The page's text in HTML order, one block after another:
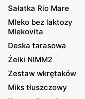
Sałatka Rio Mare
Mleko bez laktozy
Mlekovita
Deska tarasowa
Żelki NIMM2
Zestaw wkrętaków
Miks tłuszczowy